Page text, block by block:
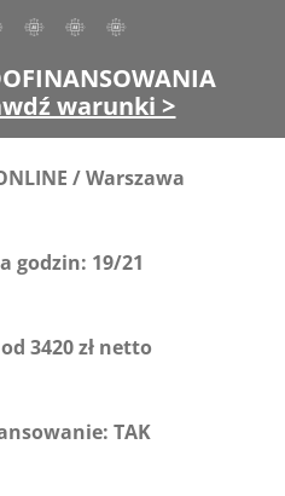
warunki >
/ Warszawa
godzin: 19/21
3420 zł netto
TAK